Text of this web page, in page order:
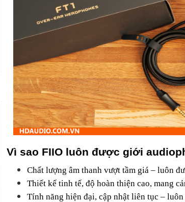
Vì sao FIIO luôn được giới
Chất lượng âm thanh vượt tầm giá – luôn
Thiết kế tinh tế, độ hoàn thiện cao, mang
Tính năng hiện đại, cập nhật liên tục –